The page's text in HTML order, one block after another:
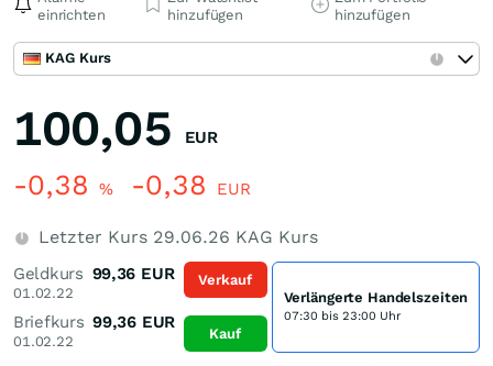
einrichten
hinzufügen
hinzufügen
KAG Kurs
100,05 EUR
-0,38 % -0,38 EUR
Letzter Kurs 29.06.26 KAG Kurs
Geldkurs
01.02.22
99,36 EUR
Briefkurs
01.02.22
99,36 EUR
Verkauf
Kauf
Verlängerte Handelszeiten
07:30 bis 23:00 Uhr